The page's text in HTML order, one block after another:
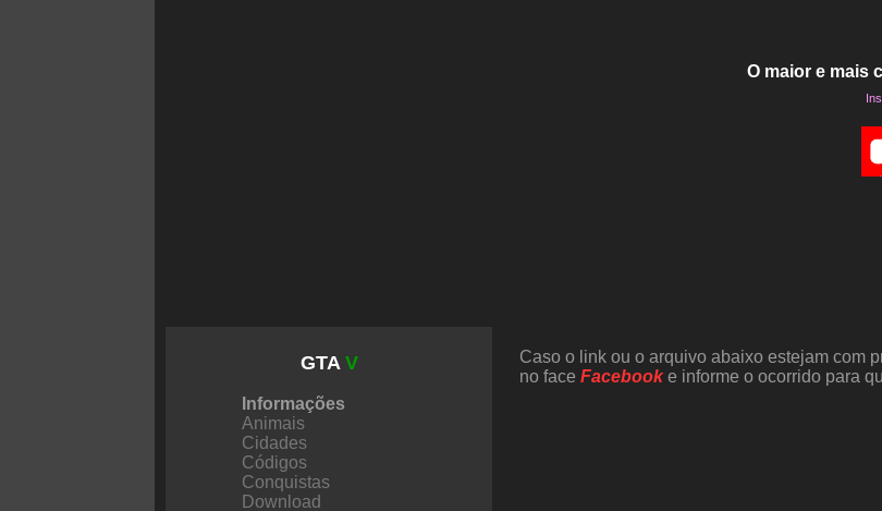
O maior e mais
GTA V
Informações
Animais
Cidades
Códigos
Conquistas
Download
Caso o link ou o arquivo abaixo estejam com
no face Facebooke informe o ocorrido para